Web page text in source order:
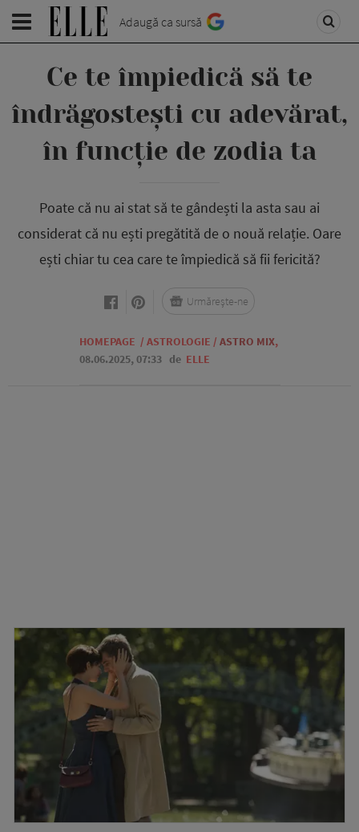
Adaugă ca sursă
Ce te împiedică să te
îndrăgostești cu adevărat,
în funcție de zodia ta
Poate că nu ai stat să te gândești la asta sau ai
considerat că nu ești pregătită de o nouă relație. Oare
ești chiar tu cea care te împiedică să fii fericită?
HOMEPAGE / ASTROLOGIE / ASTRO MIX,
08.06.2025, 07:33 de ELLE
Urmărește-ne